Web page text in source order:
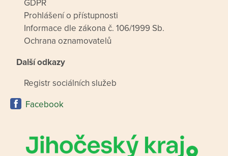
GDPR
Prohlášení o přístupnosti
Informace dle zákona č. 106/1999 Sb.
Ochrana oznamovatelů
Další odkazy
Registr sociálních služeb
Facebook